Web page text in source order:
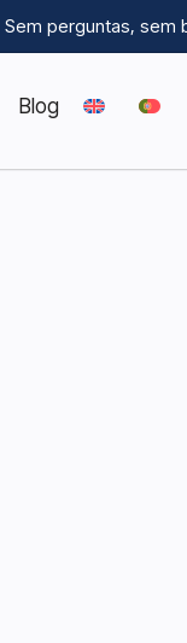
Sem perguntas, sem
Blog